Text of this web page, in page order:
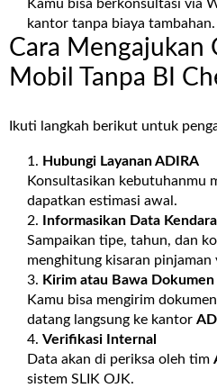
Kamu bisa berkonsultasi via
kantor tanpa biaya tambahan.
Cara Mengajukan
Mobil Tanpa BI
Ikuti langkah berikut untuk
Hubungi LayananADIRA
Konsultasikan kebutuhanmu
dapatkan estimasi awal.
Informasikan Data
Sampaikan tipe, tahun, dan
menghitung kisaran pinjaman
Kirim atau Bawa Dokumen
Kamu bisa mengirim
datang langsung ke kantor
Verifikasi Internal
Data akan di periksa oleh tim
sistem SLIK OJK.